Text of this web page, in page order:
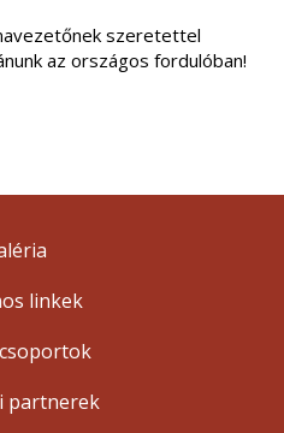
szeretettel
az országos fordulóban!
linkek
partnerek